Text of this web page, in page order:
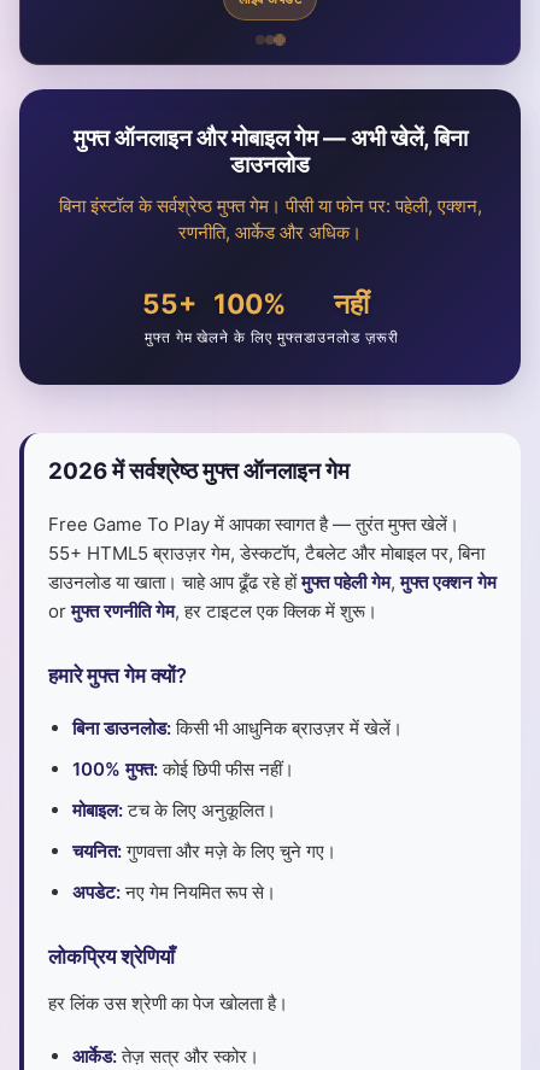
मुफ्त ऑनलाइन और मोबाइल गेम — अभी खेलें, बिना
डाउनलोड
बिना इंस्टॉल के सर्वश्रेष्ठ मुफ्त गेम। पीसी या फोन पर: पहेली, एक्शन,
रणनीति, आर्केड और अधिक।
55+
मुफ्त गेम
100%
खेलने के लिए मुफ्त
नहीं
डाउनलोड ज़रूरी
2026 में सर्वश्रेष्ठ मुफ्त ऑनलाइन गेम
Free Game To Play में आपका स्वागत है — तुरंत मुफ्त खेलें।
55+ HTML5 ब्राउज़र गेम, डेस्कटॉप, टैबलेट और मोबाइल पर, बिना
डाउनलोड या खाता। चाहे आप ढूँढ रहे हों मुफ्त पहेली गेम, मुफ्त एक्शन गेम
or मुफ्त रणनीति गेम, हर टाइटल एक क्लिक में शुरू।
हमारे मुफ्त गेम क्यों?
बिना डाउनलोड: किसी भी आधुनिक ब्राउज़र में खेलें।
100% मुफ्त: कोई छिपी फीस नहीं।
मोबाइल: टच के लिए अनुकूलित।
चयनित: गुणवत्ता और मज़े के लिए चुने गए।
अपडेट: नए गेम नियमित रूप से।
लोकप्रिय श्रेणियाँ
हर लिंक उस श्रेणी का पेज खोलता है।
आर्केड: तेज़ सत्र और स्कोर।